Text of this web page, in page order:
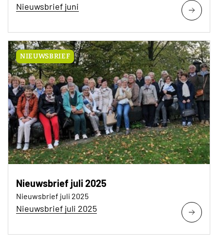
Nieuwsbrief juni
NIEUWSBRIEF
Nieuwsbrief juli 2025
Nieuwsbrief juli 2025
Nieuwsbrief juli 2025